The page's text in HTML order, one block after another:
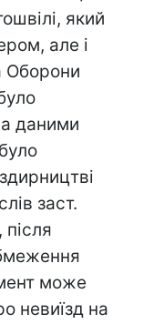
який
але і
Оборони
даними
заст.
може
невиїзд на